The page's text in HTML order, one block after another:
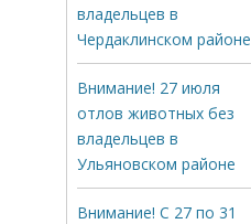
владельцев в
Чердаклинском районе
Внимание! 27 июля
отлов животных без
владельцев в
Ульяновском районе
Внимание! С 27 по 31